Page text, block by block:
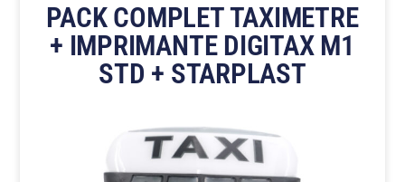
PACK COMPLET TAXIMETRE
+ IMPRIMANTE DIGITAX M1
STD + STARPLAST